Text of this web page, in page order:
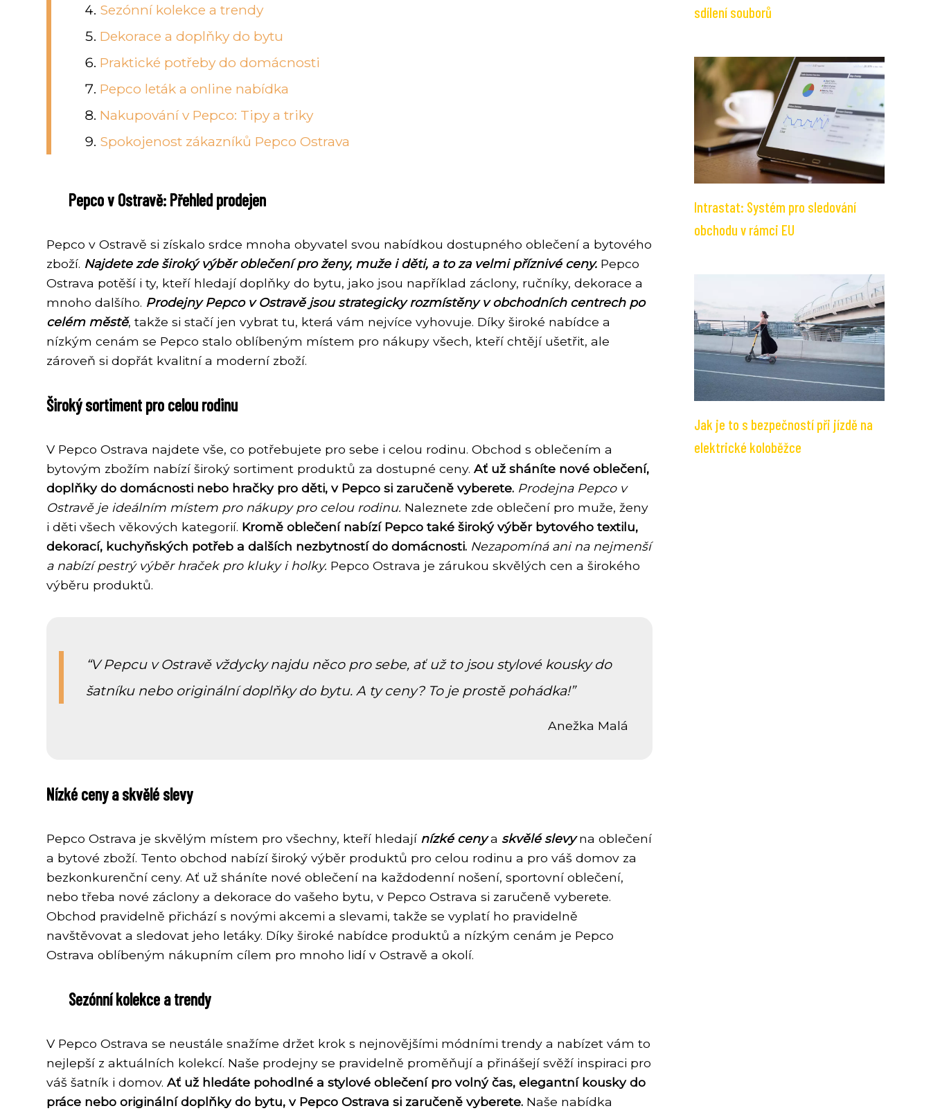
Sezónní kolekce a trendy
Dekorace a doplňky do bytu
Praktické potřeby do domácnosti
Pepco leták a online nabídka
Nakupování v Pepco: Tipy a triky
Spokojenost zákazníků Pepco Ostrava
Pepco v Ostravě: Přehled prodejen
Pepco v Ostravě si získalo srdce mnoha obyvatel svou nabídkou dostupného oblečení a bytového
zboží. Najdete zde široký výběr oblečení pro ženy, muže i děti, a to za velmi příznivé ceny. Pepco
Ostrava potěší i ty, kteří hledají doplňky do bytu, jako jsou například záclony, ručníky, dekorace a
mnoho dalšího. Prodejny Pepco v Ostravě jsou strategicky rozmístěny v obchodních centrech po
celém městě, takže si stačí jen vybrat tu, která vám nejvíce vyhovuje. Díky široké nabídce a
nízkým cenám se Pepco stalo oblíbeným místem pro nákupy všech, kteří chtějí ušetřit, ale
zároveň si dopřát kvalitní a moderní zboží.
Široký sortiment pro celou rodinu
V Pepco Ostrava najdete vše, co potřebujete pro sebe i celou rodinu. Obchod s oblečením a
bytovým zbožím nabízí široký sortiment produktů za dostupné ceny. Ať už sháníte nové oblečení,
doplňky do domácnosti nebo hračky pro děti, v Pepco si zaručeně vyberete. Prodejna Pepco v
Ostravě je ideálním místem pro nákupy pro celou rodinu. Naleznete zde oblečení pro muže, ženy
i děti všech věkových kategorií. Kromě oblečení nabízí Pepco také široký výběr bytového textilu,
dekorací, kuchyňských potřeb a dalších nezbytností do domácnosti. Nezapomíná ani na nejmenší
a nabízí pestrý výběr hraček pro kluky i holky. Pepco Ostrava je zárukou skvělých cen a širokého
výběru produktů.
V Pepcu v Ostravě vždycky najdu něco pro sebe, ať už to jsou stylové kousky do
šatníku nebo originální doplňky do bytu. A ty ceny? To je prostě pohádka!
Anežka Malá
Nízké ceny a skvělé slevy
Pepco Ostrava je skvělým místem pro všechny, kteří hledají nízké cenya skvělé slevyna oblečení
a bytové zboží. Tento obchod nabízí široký výběr produktů pro celou rodinu a pro váš domov za
bezkonkurenční ceny. Ať už sháníte nové oblečení na každodenní nošení, sportovní oblečení,
nebo třeba nové záclony a dekorace do vašeho bytu, v Pepco Ostrava si zaručeně vyberete.
Obchod pravidelně přichází s novými akcemi a slevami, takže se vyplatí ho pravidelně
navštěvovat a sledovat jeho letáky. Díky široké nabídce produktů a nízkým cenám je Pepco
Ostrava oblíbeným nákupním cílem pro mnoho lidí v Ostravě a okolí.
Sezónní kolekce a trendy
V Pepco Ostrava se neustále snažíme držet krok s nejnovějšími módními trendy a nabízet vám to
nejlepší z aktuálních kolekcí. Naše prodejny se pravidelně proměňují a přinášejí svěží inspiraci pro
váš šatník i domov. Ať už hledáte pohodlné a stylové oblečení pro volný čas, elegantní kousky do
práce nebo originální doplňky do bytu, v Pepco Ostrava si zaručeně vyberete. Naše nabídka
sdílení souborů
Intrastat: Systém pro sledování
obchodu v rámci EU
Jak je to s bezpečností při jízdě na
elektrické koloběžce